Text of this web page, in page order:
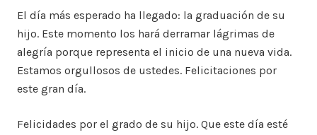
El día más esperado ha llegado: la graduación de su
hijo. Este momento los hará derramar lágrimas de
alegría porque representa el inicio de una nueva vida.
Estamos orgullosos de ustedes. Felicitaciones por
este gran día.
Felicidades por el grado de su hijo. Que este día esté